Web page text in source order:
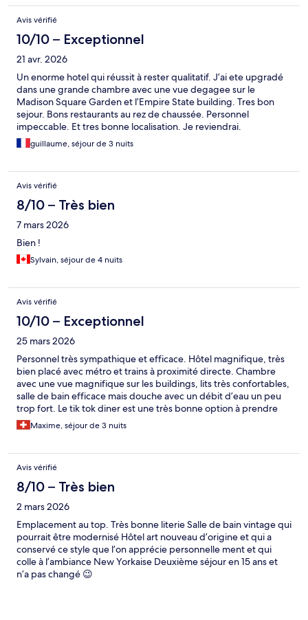
Avis vérifié
10/10 – Exceptionnel
21 avr. 2026
Un enorme hotel qui réussit à rester qualitatif. J’ai ete upgradé
dans une grande chambre avec une vue degagee sur le
Madison Square Garden et l’Empire State building. Tres bon
sejour. Bons restaurants au rez de chaussée. Personnel
impeccable. Et tres bonne localisation. Je reviendrai.
guillaume, séjour de 3 nuits
Avis vérifié
8/10 – Très bien
7 mars 2026
Bien !
Sylvain, séjour de 4 nuits
Avis vérifié
10/10 – Exceptionnel
25 mars 2026
Personnel très sympathique et efficace. Hôtel magnifique, très
bien placé avec métro et trains à proximité directe. Chambre
avec une vue magnifique sur les buildings, lits très confortables,
salle de bain efficace mais douche avec un débit d’eau un peu
trop fort. Le tik tok diner est une très bonne option à prendre
pour le petit déjeuner. Je recommande vivement cet hôtel pour
un séjour authentique en immersion dans le cœur de la vie dans
touristiques très intéressantes. J’y retournerai sans hésiter.
Maxime, séjour de 3 nuits
Avis vérifié
8/10 – Très bien
2 mars 2026
Emplacement au top. Très bonne literie Salle de bain vintage qui
pourrait être modernisé Hôtel art nouveau d’origine et qui a
conservé ce style que l’on apprécie personnelle ment et qui
colle à l’ambiance New Yorkaise Deuxième séjour en 15 ans et
n’a pas changé 😉